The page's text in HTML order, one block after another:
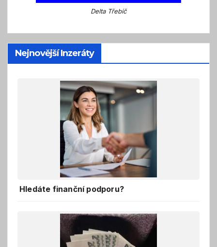
Delta Třebíč
Nejnovější Inzeráty
Hledáte finanční podporu?